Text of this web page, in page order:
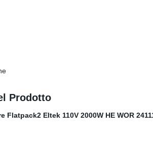
Prodotto
Flatpack2 Eltek 110V 2000W HE WOR